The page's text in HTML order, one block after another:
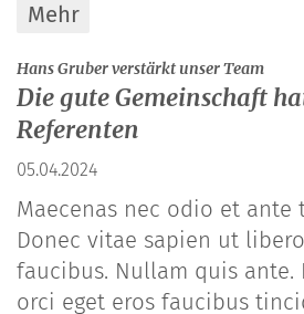
Mehr
Hans Gruber verstärkt unser Team:
Die gute Gemeinschaft
Referenten
05.04.2024
Maecenas nec odio et
Donec vitae sapien ut
faucibus. Nullam quis ante.
orci eget eros faucibus